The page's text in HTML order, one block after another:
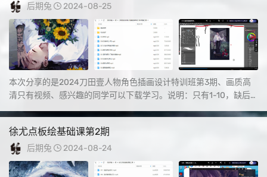
后期兔 2024-08-25
本次分享的是2024刀田壹人物角色插画设计特训班第3期、画质高
清只有视频、感兴趣的同学可以下载学习。说明：只有1-10，缺后
徐尤点板绘基础课第2期
后期兔 2024-08-24